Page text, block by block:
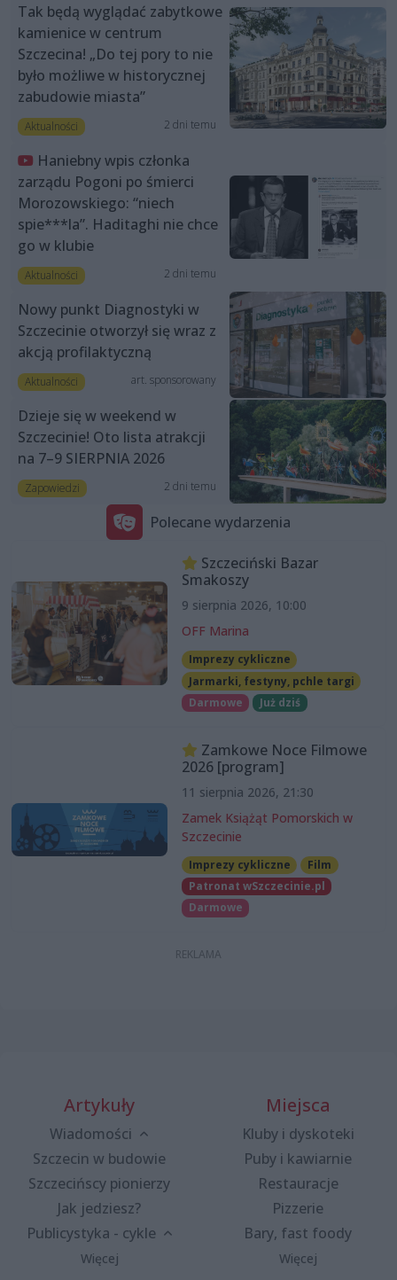
Tak będą wyglądać zabytkowe
kamienice w centrum
Szczecina! „Do tej pory to nie
było możliwe w historycznej
zabudowie miasta”
Aktualności 2 dni temu
Haniebny wpis członka
zarządu Pogoni po śmierci
Morozowskiego: “niech
spie***la”. Haditaghi nie chce
go w klubie
Aktualności 2 dni temu
Nowy punkt Diagnostyki w
Szczecinie otworzył się wraz z
akcją profilaktyczną
Aktualności art. sponsorowany
Dzieje się w weekend w
Szczecinie! Oto lista atrakcji
na 7–9 SIERPNIA 2026
Zapowiedzi 2 dni temu
Polecane wydarzenia
Szczeciński Bazar
Smakoszy
9 sierpnia 2026, 10:00
OFF Marina
Imprezy cykliczne
Jarmarki, festyny, pchle targi
Darmowe
Już dziś
Zamkowe Noce Filmowe
2026 [program]
11 sierpnia 2026, 21:30
Zamek Książąt Pomorskich w
Szczecinie
Imprezy cykliczne
Film
Patronat wSzczecinie.pl
Darmowe
Artykuły
Wiadomości
Szczecin w budowie
Szczecińscy pionierzy
Jak jedziesz?
Publicystyka - cykle
Więcej
Miejsca
Kluby i dyskoteki
Puby i kawiarnie
Restauracje
Pizzerie
Bary, fast foody
Więcej